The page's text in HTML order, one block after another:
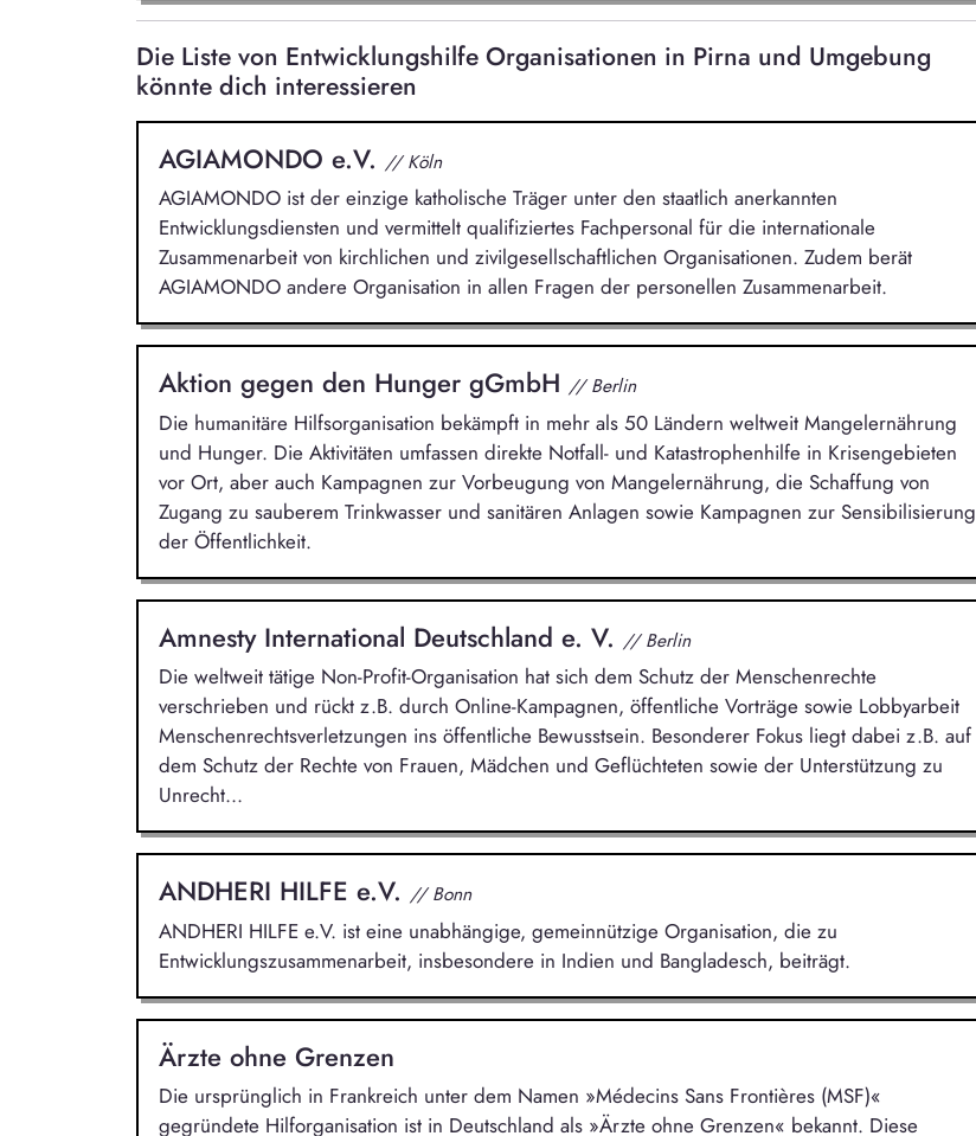
Die Liste von Entwicklungshilfe Organisationen in Pirna und Umgebung
könnte dich interessieren
AGIAMONDO e.V. // Köln
AGIAMONDO ist der einzige katholische Träger unter den staatlich anerkannten
Entwicklungsdiensten und vermittelt qualifiziertes Fachpersonal für die internationale
Zusammenarbeit von kirchlichen und zivilgesellschaftlichen Organisationen. Zudem berät
AGIAMONDO andere Organisation in allen Fragen der personellen Zusammenarbeit.
Aktion gegen den Hunger gGmbH // Berlin
Die humanitäre Hilfsorganisation bekämpft in mehr als 50 Ländern weltweit Mangelernährung
und Hunger. Die Aktivitäten umfassen direkte Notfall- und Katastrophenhilfe in Krisengebieten
vor Ort, aber auch Kampagnen zur Vorbeugung von Mangelernährung, die Schaffung von
Zugang zu sauberem Trinkwasser und sanitären Anlagen sowie Kampagnen zur Sensibilisierung
der Öffentlichkeit.
Amnesty International Deutschland e. V. // Berlin
Die weltweit tätige Non-Profit-Organisation hat sich dem Schutz der Menschenrechte
verschrieben und rückt z.B. durch Online-Kampagnen, öffentliche Vorträge sowie Lobbyarbeit
Menschenrechtsverletzungen ins öffentliche Bewusstsein. Besonderer Fokus liegt dabei z.B. auf
dem Schutz der Rechte von Frauen, Mädchen und Geflüchteten sowie der Unterstützung zu
Unrecht...
ANDHERI HILFE e.V. // Bonn
ANDHERI HILFE e.V. ist eine unabhängige, gemeinnützige Organisation, die zu
Entwicklungszusammenarbeit, insbesondere in Indien und Bangladesch, beiträgt.
Ärzte ohne Grenzen
Die ursprünglich in Frankreich unter dem Namen »Médecins Sans Frontières (MSF)«
gegründete Hilforganisation ist in Deutschland als »Ärzte ohne Grenzen« bekannt. Diese